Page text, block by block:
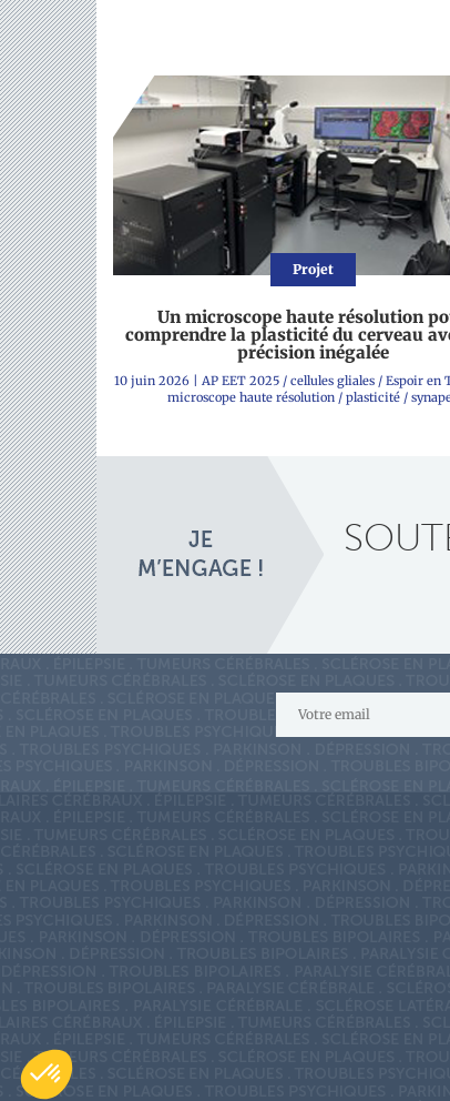
Projet
Un microscope haute résolution
comprendre la plasticité du cerveau
précision inégalée
10 juin 2026| AP EET 2025/ cellules gliales/ Espoir en
microscope haute résolution / plasticité /